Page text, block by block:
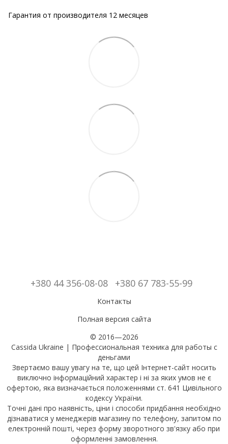
Гарантия от производителя 12 месяцев
+380 44 356-08-08 +380 67 783-55-99
Контакты
Полная версия сайта
© 2016—2026
Cassida Ukraine | Профессиональная техника для работы с
деньгами
Звертаємо вашу увагу на те, що цей Інтернет-сайт носить
виключно інформаційний характер і ні за яких умов не є
офертою, яка визначається положеннями ст. 641 Цивільного
кодексу України.
Точні дані про наявність, ціни і способи придбання необхідно
дізнаватися у менеджерів магазину по телефону, запитом по
електронній пошті, через форму зворотного зв'язку або при
оформленні замовлення.